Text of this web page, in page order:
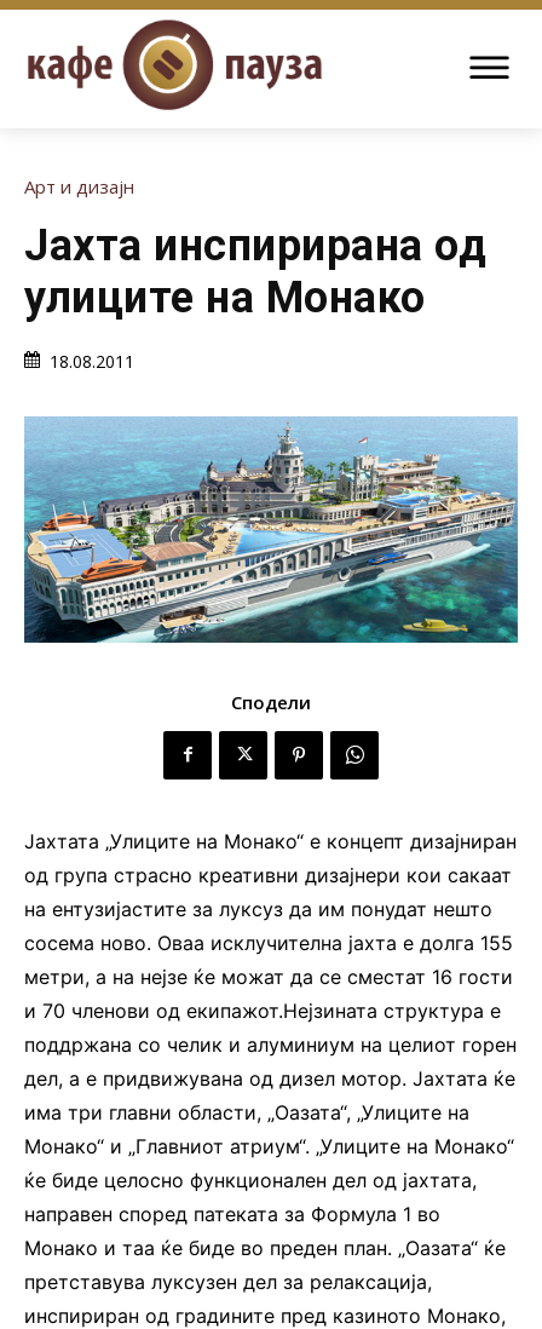
Арт и дизајн
Јахта инспирирана од
улиците на Монако
18.08.2011
Сподели
Јахтата „Улиците на Монако“ е концепт дизајниран
од група страсно креативни дизајнери кои сакаат
на ентузијастите за луксуз да им понудат нешто
сосема ново. Оваа исклучителна јахта е долга 155
метри, а на нејзе ќе можат да се сместат 16 гости
и 70 членови од екипажот.Нејзината структура е
поддржана со челик и алуминиум на целиот горен
дел, а е придвижувана од дизел мотор. Јахтата ќе
има три главни области, „Оазата“, „Улиците на
Монако“ и „Главниот атриум“. „Улиците на Монако“
ќе биде целосно функционален дел од јахтата,
направен според патеката за Формула 1 во
Монако и таа ќе биде во преден план. „Оазата“ ќе
претставува луксузен дел за релаксација,
инспириран од градините пред казиното Монако,